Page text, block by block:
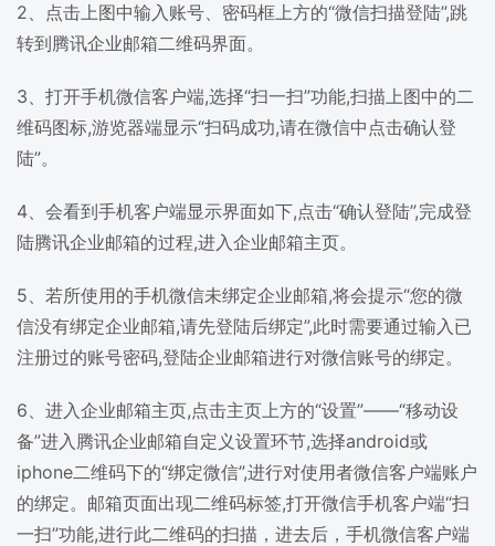
2、点击上图中输入账号、密码框上方的“微信扫描登陆”,跳
转到腾讯企业邮箱二维码界面。
3、打开手机微信客户端,选择“扫一扫”功能,扫描上图中的二
维码图标,游览器端显示“扫码成功,请在微信中点击确认登
陆”。
4、会看到手机客户端显示界面如下,点击“确认登陆”,完成登
陆腾讯企业邮箱的过程,进入企业邮箱主页。
5、若所使用的手机微信未绑定企业邮箱,将会提示“您的微
信没有绑定企业邮箱,请先登陆后绑定”,此时需要通过输入已
注册过的账号密码,登陆企业邮箱进行对微信账号的绑定。
6、进入企业邮箱主页,点击主页上方的“设置”——“移动设
备”进入腾讯企业邮箱自定义设置环节,选择android或
iphone二维码下的“绑定微信”,进行对使用者微信客户端账户
的绑定。邮箱页面出现二维码标签,打开微信手机客户端“扫
一扫”功能,进行此二维码的扫描，进去后，手机微信客户端